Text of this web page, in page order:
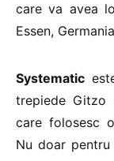
care va avea
Essen,
Systematic
trepiede Gitzo
care folosesc
Nu doar